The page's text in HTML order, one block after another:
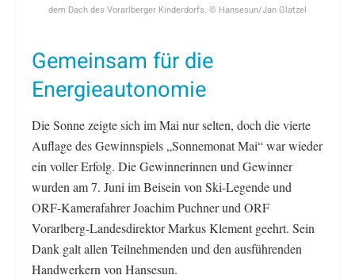
dem Dach des Vorarlberger Kinderdorfs. © Hansesun/Jan Glatzel
Gemeinsam für die
Energieautonomie
Die Sonne zeigte sich im Mai nur selten, doch die vierte
Auflage des Gewinnspiels „Sonnemonat Mai“ war wieder
ein voller Erfolg. Die Gewinnerinnen und Gewinner
wurden am 7. Juni im Beisein von Ski-Legende und
ORF-Kamerafahrer Joachim Puchner und ORF
Vorarlberg-Landesdirektor Markus Klement geehrt. Sein
Dank galt allen Teilnehmenden und den ausführenden
Handwerkern von Hansesun.